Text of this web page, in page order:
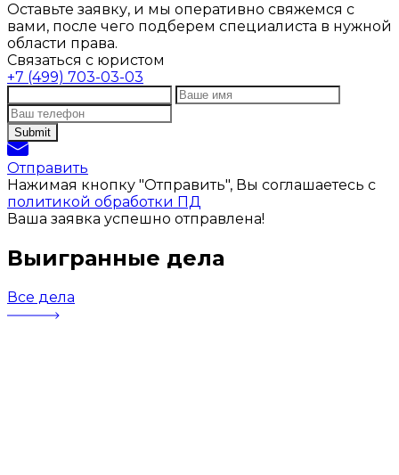
Оставьте заявку, и мы оперативно свяжемся с
вами, после чего подберем специалиста в нужной
области права.
Связаться с юристом
+7 (499) 703-03-03
Отправить
Нажимая кнопку "Отправить", Вы соглашаетесь с
политикой обработки ПД
Ваша заявка успешно отправлена!
Выигранные дела
Все дела